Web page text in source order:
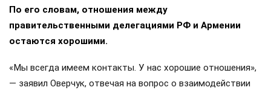
По его словам, отношения между
правительственными делегациями РФ и Армении
остаются хорошими.
«Мы всегда имеем контакты. У нас хорошие отношения»,
— заявил Оверчук, отвечая на вопрос о взаимодействии